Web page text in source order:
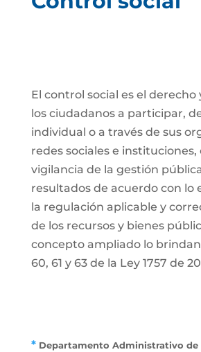
El control social es el derecho
los ciudadanos a participar,
individual o a través de sus
redes sociales e instituciones,
vigilancia de la gestión
resultados de acuerdo con lo
la regulación aplicable y
de los recursos y bienes
concepto ampliado lo
60, 61 y 63 de la Ley 1757 de
*Departamento Administrativo de